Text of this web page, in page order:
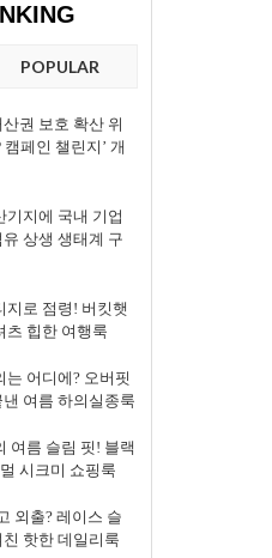
POPULAR
권 보호 확산 위
캠페인 챌린지’ 개
기지에 국내 기업
상생 생태계 구
지로 점령! 버킷햇
츠 힙한 여행룩
는 어디에? 오버핏
여름 하의실종룩
여름 슬림 핏! 블랙
시크미 쇼핑룩
외출? 레이스 슬
핫한 데일리룩